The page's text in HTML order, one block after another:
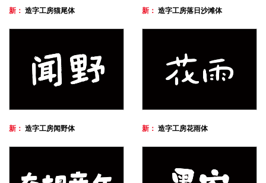
新： 造字工房猫尾体 新： 造字工房落日沙滩体
新： 造字工房闻野体 新： 造字工房花雨体